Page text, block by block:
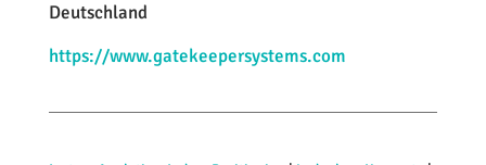
Deutschland
https://www.gatekeepersystems.com